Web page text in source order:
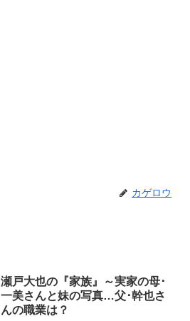
カゲロウ
瀬戸大也の『家族』～実家の母･
一美さんと妹の写真…父･幹也さ
んの職業は？